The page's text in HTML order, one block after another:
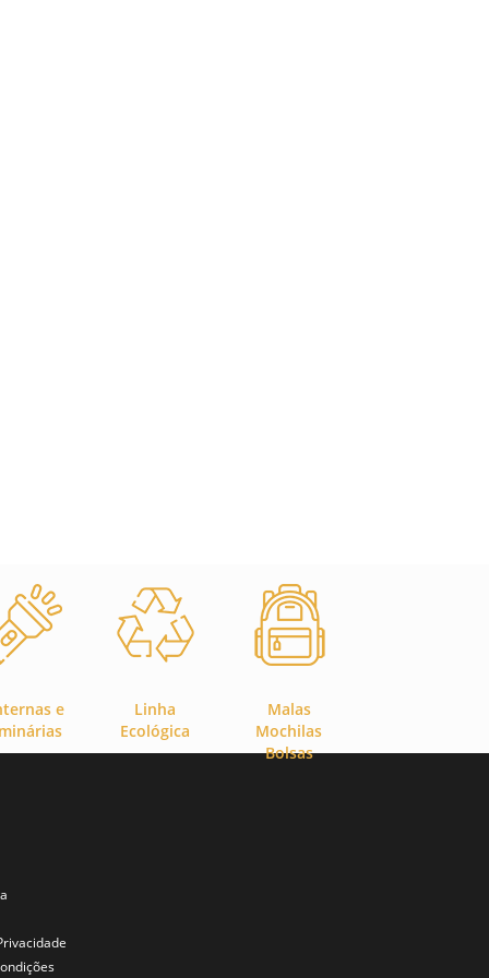
e
Linha
Ecológica
Malas
Mochilas
Bolsas